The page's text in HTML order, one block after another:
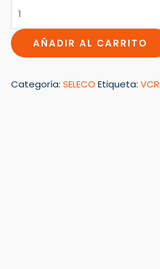
AÑADIR AL CARRITO
Categoría: SELECO Etiqueta: